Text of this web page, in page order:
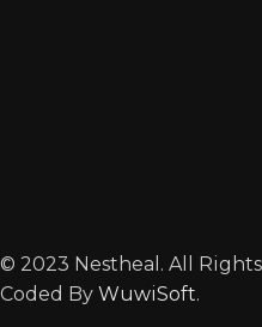
© 2023 Nestheal. All
Coded By WuwiSoft.